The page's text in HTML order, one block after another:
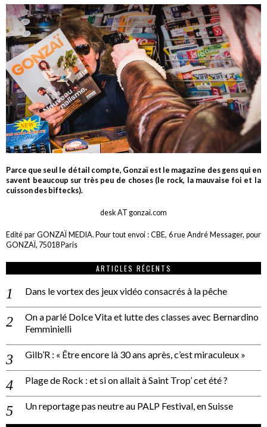
Parce que seul le détail compte, Gonzaï est le magazine des gens qui en
savent beaucoup sur très peu de choses (le rock, la mauvaise foi et la
cuisson des biftecks).
desk AT gonzai.com
Edité par GONZAÏ MEDIA. Pour tout envoi : CBE, 6 rue André Messager, pour
GONZAÏ, 75018 Paris
ARTICLES RÉCENTS
Dans le vortex des jeux vidéo consacrés à la pêche
On a parlé Dolce Vita et lutte des classes avec Bernardino
Femminielli
Gilb’R : « Être encore là 30 ans après, c’est miraculeux »
Plage de Rock : et si on allait à Saint Trop’ cet été ?
Un reportage pas neutre au PALP Festival, en Suisse